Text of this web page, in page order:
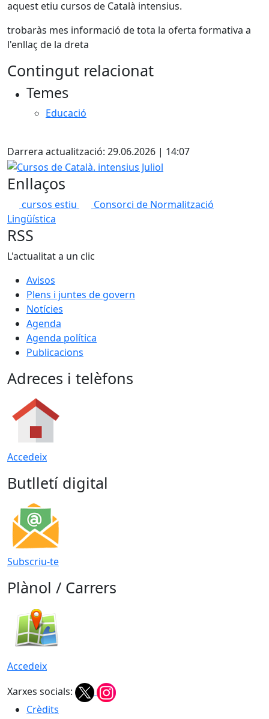
aquest etiu cursos de Català intensius.
trobaràs mes informació de tota la oferta formativa a
l'enllaç de la dreta
Contingut relacionat
Temes
Educació
Darrera actualització: 29.06.2026 | 14:07
Cursos de Català. intensius Juliol
Enllaços
cursos estiu
Consorci de Normalització
Lingüística
RSS
L'actualitat a un clic
Avisos
Plens i juntes de govern
Notícies
Agenda
Agenda política
Publicacions
Adreces i telèfons
Accedeix
Butlletí digital
Subscriu-te
Plànol / Carrers
Accedeix
Xarxes socials:
Crèdits